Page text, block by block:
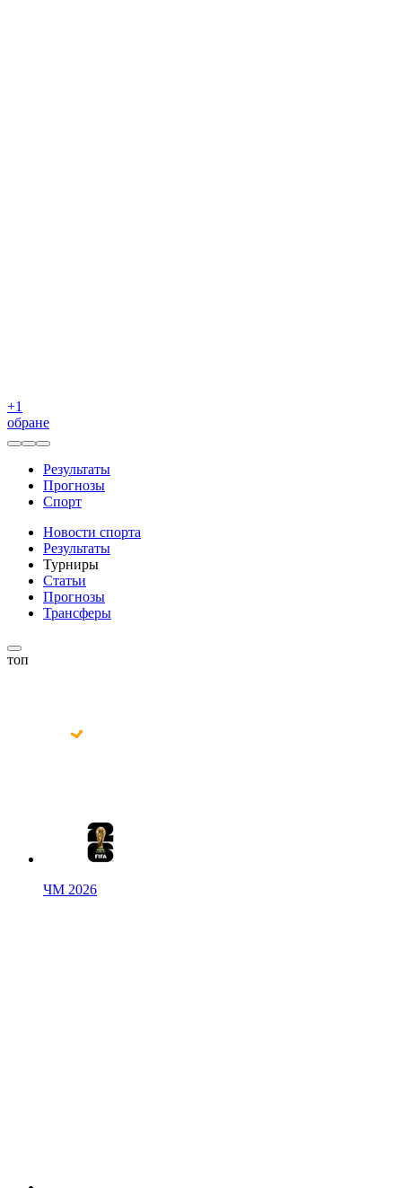
+1
обране
Результаты
Прогнозы
Спорт
Новости спорта
Результаты
Турниры
Статьи
Прогнозы
Трансферы
топ
ЧМ 2026